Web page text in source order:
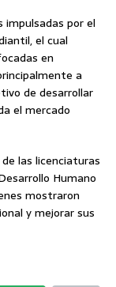
por el
el cual
en
a
de desarrollar
el mercado
las licenciaturas
Humano
mostraron
y mejorar sus